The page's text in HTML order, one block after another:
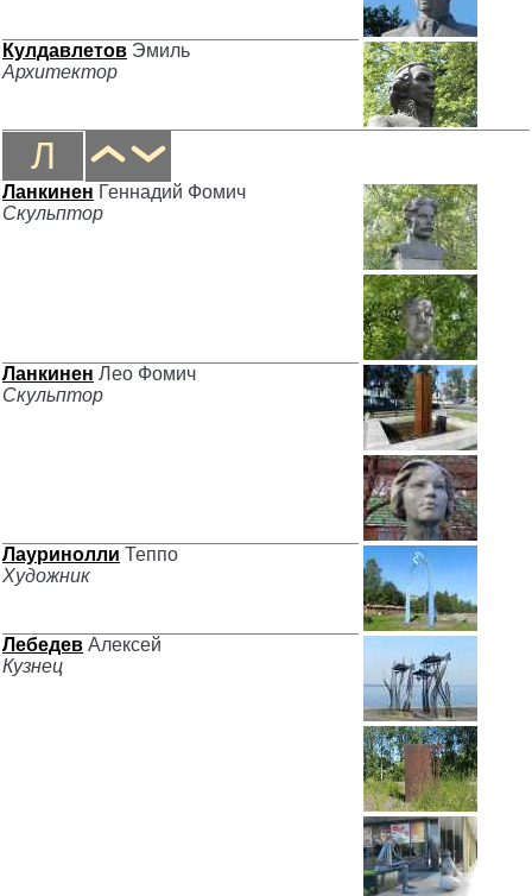
Кулдавлетов Эмиль
Архитектор
Л
Ланкинен Геннадий Фомич
Скульптор
Ланкинен Лео Фомич
Скульптор
Лауринолли Теппо
Художник
Лебедев Алексей
Кузнец